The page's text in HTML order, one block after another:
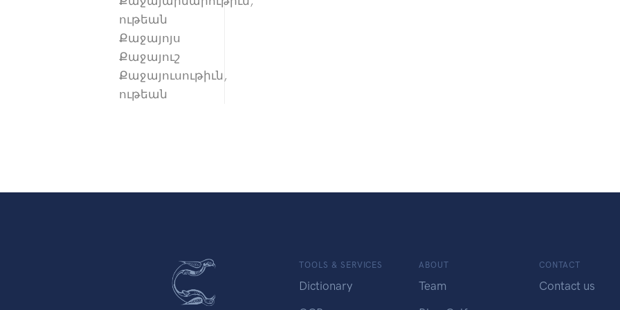
ութեան
Քաջայոյս
Քաջայուշ
Քաջայուսութիւն,
ութեան
TOOLS & SERVICES
Dictionary
ABOUT
Team
CONTACT
Contact us